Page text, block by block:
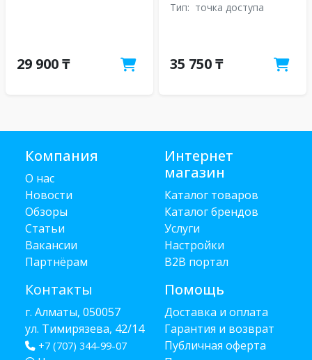
29 900 ₸
Тип: точка доступа
35 750 ₸
Компания
О нас
Новости
Обзоры
Статьи
Вакансии
Партнёрам
Контакты
г. Алматы, 050057
ул. Тимирязева, 42/14
+7 (707) 344-99-07
Интернет
магазин
Каталог товаров
Каталог брендов
Услуги
Настройки
B2B портал
Помощь
Доставка и оплата
Гарантия и возврат
Публичная оферта